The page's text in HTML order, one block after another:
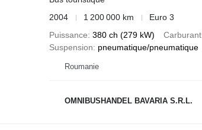
2004
1 200 000 km
Euro 3
Puissance 380 ch (279 kW) Carburant
Suspension
pneumatique/pneumatique
Roumanie
OMNIBUSHANDEL BAVARIA S.R.L.